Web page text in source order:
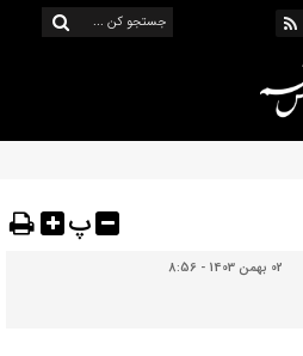
پ
02 بهمن 1403 - 8:56